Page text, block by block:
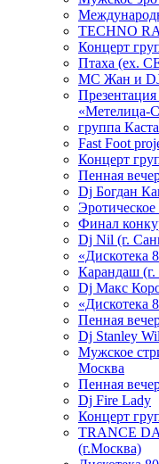
TECHNO
Концерт
Птаха (ex.
МС Жан и
«Метелица-
группа Каста
Fast Foot
Концерт
Пенная
Dj Богдан
Финал
Dj Nil (г.
«Дискотека
Карандаш
Dj Макс
«Дискотека
Пенная
Dj Stanley
Мужское
Москва
Пенная
Dj Fire Lady
Концерт
TRANCE
(г.Москва)